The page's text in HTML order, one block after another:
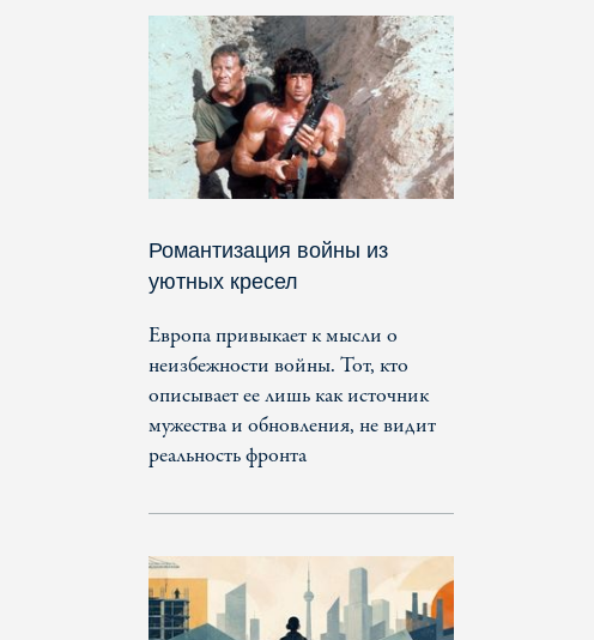
Романтизация войны из
уютных кресел
Европа привыкает к мысли о
неизбежности войны. Тот, кто
описывает ее лишь как источник
мужества и обновления, не видит
реальность фронта